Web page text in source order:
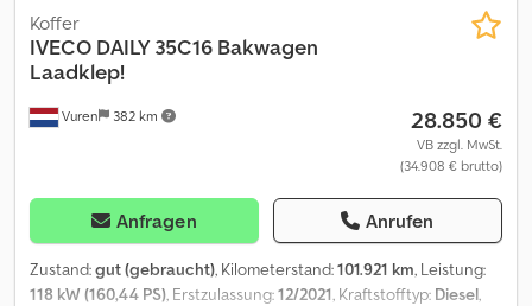
Vuren 382 km
Koffer
IVECO DAILY 35C16 Bakwagen
Laadklep!
28.850 €
VB zzgl. MwSt.
(34.908 € brutto)
Anfragen Anrufen
Zustand:gut (gebraucht), Kilometerstand:101.921 km, Leistung:
118 kW (160,44 PS) , Erstzulassung:12/2021 , Kraftstofftyp: Diesel